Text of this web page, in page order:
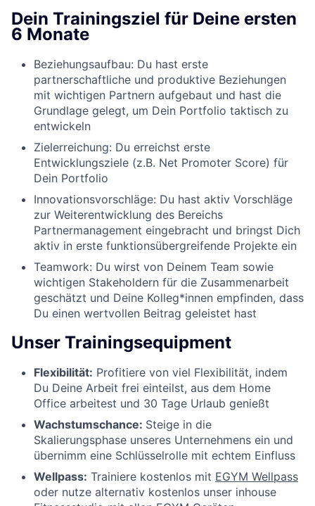
Dein Trainingsziel für Deine ersten
6 Monate
Beziehungsaufbau: Du hast erste
partnerschaftliche und produktive Beziehungen
mit wichtigen Partnern aufgebaut und hast die
Grundlage gelegt, um Dein Portfolio taktisch zu
entwickeln
Zielerreichung: Du erreichst erste
Entwicklungsziele (z.B. Net Promoter Score) für
Dein Portfolio
Innovationsvorschläge: Du hast aktiv Vorschläge
zur Weiterentwicklung des Bereichs
Partnermanagement eingebracht und bringst Dich
aktiv in erste funktionsübergreifende Projekte ein
Teamwork: Du wirst von Deinem Team sowie
wichtigen Stakeholdern für die Zusammenarbeit
geschätzt und Deine Kolleg*innen empfinden, dass
Du einen wertvollen Beitrag geleistet hast
Unser Trainingsequipment
Flexibilität: Profitiere von viel Flexibilität, indem
Du Deine Arbeit frei einteilst, aus dem Home
Office arbeitest und 30 Tage Urlaub genießt
Wachstumschance: Steige in die
Skalierungsphase unseres Unternehmens ein und
übernimm eine Schlüsselrolle mit echtem Einfluss
Wellpass: Trainiere kostenlos mit EGYM Wellpass
oder nutze alternativ kostenlos unser inhouse